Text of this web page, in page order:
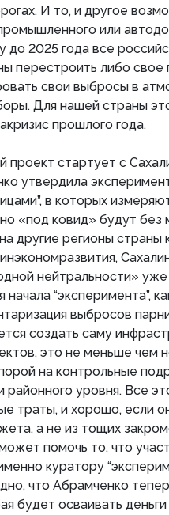
И то, и другое
или
до 2025 года все
перестроить либо свое
свои выбросы в
Для нашей страны
прошлого года.
проект стартует с
утвердила
в которых
«под ковид» будут
другие регионы страны
нейтральности»
начала “эксперимента”,
выбросов
создать саму
это не меньше чем
на контрольные
районного уровня. Все
траты, и хорошо, если
а не из тощих
помочь то, что
куратору
что Абрамченко
будет осваивать